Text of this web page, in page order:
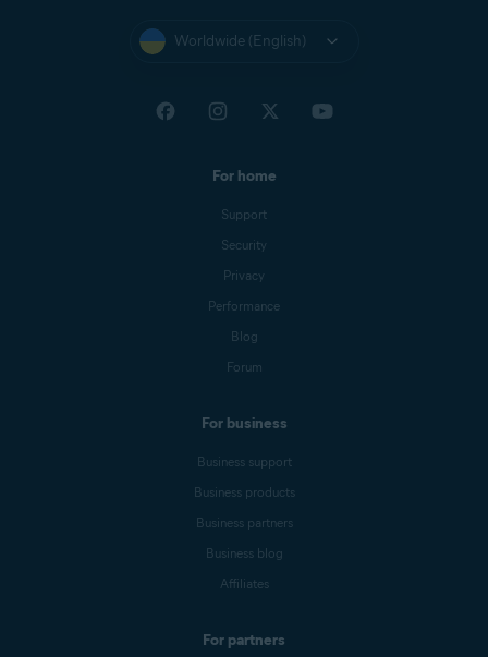
Worldwide (English)
For home
Support
Security
Privacy
Performance
Blog
Forum
For business
Business support
Business products
Business partners
Business blog
Affiliates
For partners